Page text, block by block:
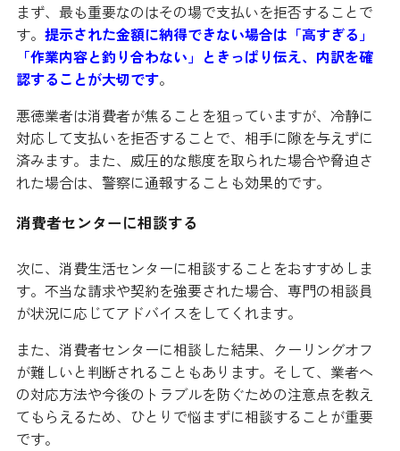
まず、最も重要なのはその場で支払いを拒否することで
す。 提示された金額に納得できない場合は「高すぎる」
「作業内容と釣り合わない」ときっぱり伝え、内訳を確
認することが大切です。
悪徳業者は消費者が焦ることを狙っていますが、冷静に
対応して支払いを拒否することで、相手に隙を与えずに
済みます。また、威圧的な態度を取られた場合や脅迫さ
れた場合は、警察に通報することも効果的です。
消費者センターに相談する
次に、消費生活センターに相談することをおすすめしま
す。不当な請求や契約を強要された場合、専門の相談員
が状況に応じてアドバイスをしてくれます。
また、消費者センターに相談した結果、クーリングオフ
が難しいと判断されることもあります。そして、業者へ
の対応方法や今後のトラブルを防ぐための注意点を教え
てもらえるため、ひとりで悩まずに相談することが重要
です。